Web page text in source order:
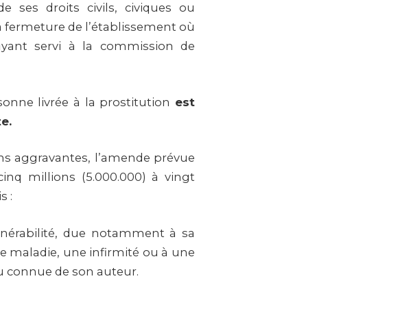
ses droits civils, civiques ou
de l’établissement où
servi à la commission de
livrée à la prostitution est
aggravantes, l’amende prévue
millions (5.000.000) à vingt
:
due notamment à sa
maladie, une infirmité ou à une
connue de son auteur.